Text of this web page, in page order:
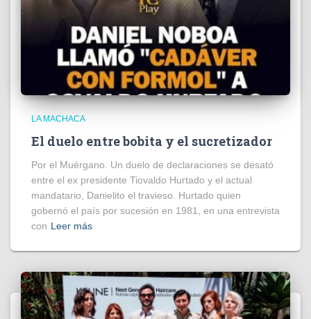
LA MACHACA
El duelo entre bobita y el sucretizador
Por el Muérgano. Un duelo de declaraciones se desató
entre el ex presidente Tiovaldo Hurtado y el actual
mandatario, Danielito el travieso. Hurtado quien
gobernó el país por sucesión en 1981, en una entrevista
con Leer más